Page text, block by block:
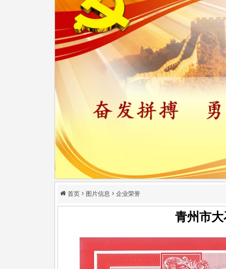
首页 图片信息 企业荣誉
青州市